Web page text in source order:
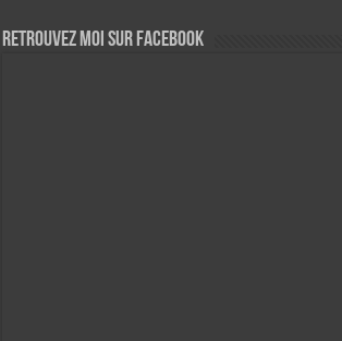
Retrouvez moi sur Facebook